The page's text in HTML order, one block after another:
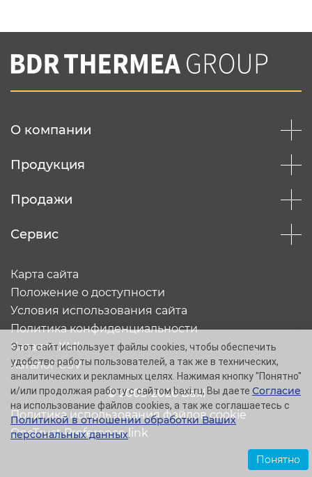
Вы соглашаетесь с нашей политикой
конфеденциальности
О компании
Продукция
Продажи
Сервис
© 2005-2026 Baxi
Карта сайта
Положение о доступности
Условия использования сайта
Политика конфиденциальности
Каталог XML
Каталог CSV
Политика использования файлов cookie
OneTrust Preference link
Этот сайт использует файлы cookies, чтобы обеспечить
удобство работы пользователей, а так же в технических,
аналитических и рекламных целях. Нажимая кнопку "Понятно"
и/или продолжая работу с сайтом baxi.ru, Вы даете Согласие
на использование файлов cookies, а так же соглашаетесь с
Политикой в отношении обработки Ваших
персональных данных.
Понятно